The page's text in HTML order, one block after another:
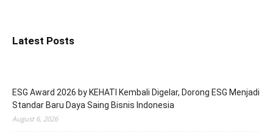
Latest Posts
ESG Award 2026 by KEHATI Kembali Digelar, Dorong ESG Menjadi
Standar Baru Daya Saing Bisnis Indonesia
August 6, 2026